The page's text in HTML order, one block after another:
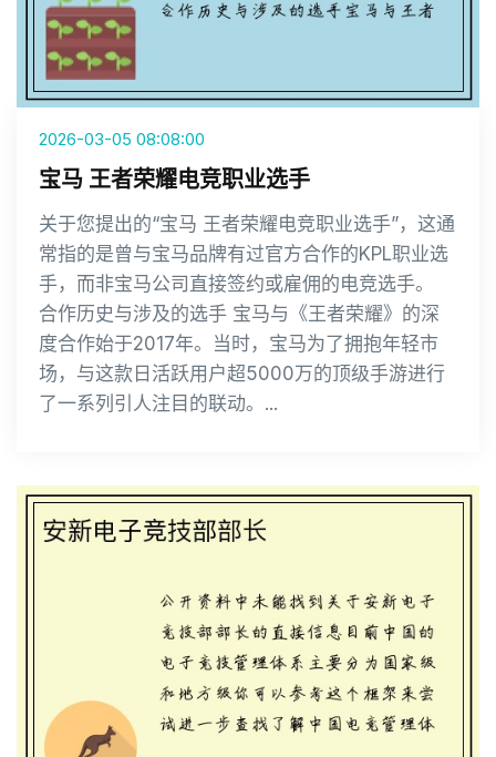
2026-03-05 08:08:00
宝马 王者荣耀电竞职业选手
关于您提出的“宝马 王者荣耀电竞职业选手”，这通
常指的是曾与宝马品牌有过官方合作的KPL职业选
手，而非宝马公司直接签约或雇佣的电竞选手。
合作历史与涉及的选手 宝马与《王者荣耀》的深
度合作始于2017年。当时，宝马为了拥抱年轻市
场，与这款日活跃用户超5000万的顶级手游进行
了一系列引人注目的联动。...